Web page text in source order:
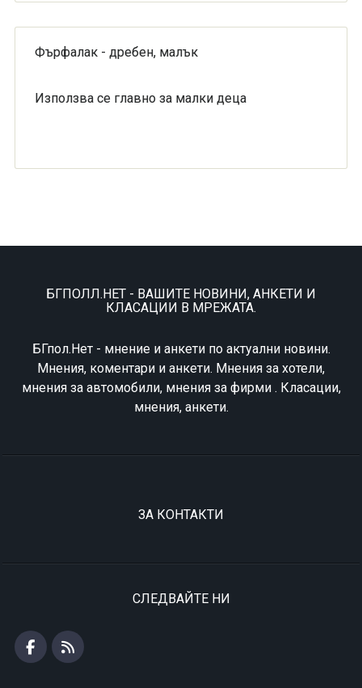
Фърфалак - дребен, малък
Използва се главно за малки деца
БГПОЛЛ.НЕТ - ВАШИТЕ НОВИНИ, АНКЕТИ И
КЛАСАЦИИ В МРЕЖАТА.
БГпол.Нет - мнение и анкети по актуални новини.
Мнения, коментари и анкети. Мнения за хотели,
мнения за автомобили, мнения за фирми . Класации,
мнения, анкети.
ЗА КОНТАКТИ
СЛЕДВАЙТЕ НИ